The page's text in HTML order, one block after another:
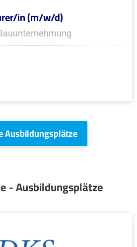
in (m/w/d)
Ausbildungsplätze
- Ausbildungsplätze